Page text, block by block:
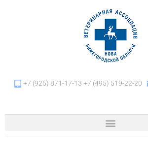
+7 (925) 871-17-13 +7 (495) 519-22-20